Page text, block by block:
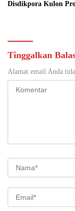
Disdikpora Kulon
Tinggalkan
Alamat email Anda